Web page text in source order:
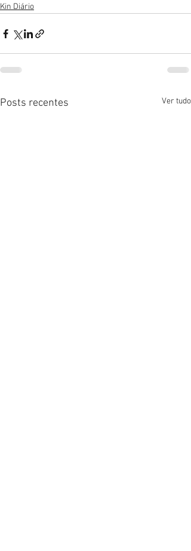
Kin Diário
Posts recentes Ver tudo